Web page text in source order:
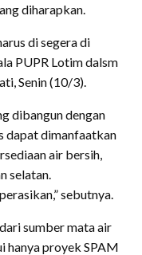
diharapkan.
di segera di
PUPR Lotim dalsm
Senin (10/3).
dibangun dengan
dapat dimanfaatkan
air bersih,
selatan.
sebutnya.
sumber mata air
hanya proyek SPAM